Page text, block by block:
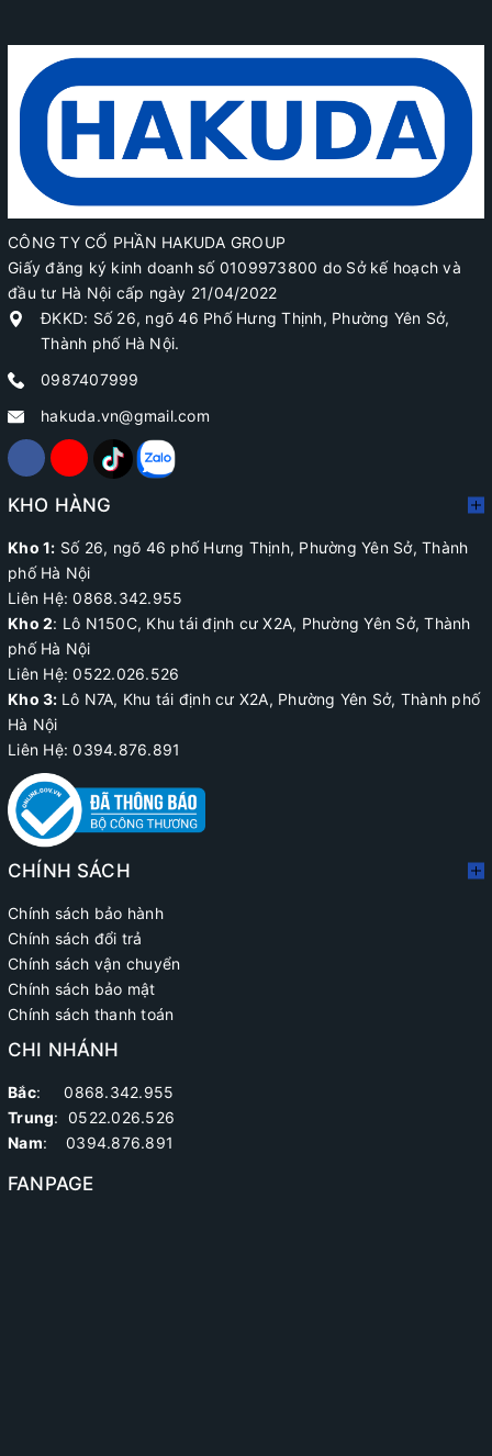
CÔNG TY CỔ PHẦN HAKUDA GROUP
Giấy đăng ký kinh doanh số 0109973800 do Sở kế hoạch và
đầu tư Hà Nội cấp ngày 21/04/2022
ĐKKD: Số 26, ngõ 46 Phố Hưng Thịnh, Phường Yên Sở,
Thành phố Hà Nội.
0987407999
hakuda.vn@gmail.com
KHO HÀNG
Kho 1: Số 26, ngõ 46 phố Hưng Thịnh, Phường Yên Sở, Thành
phố Hà Nội
Liên Hệ: 0868.342.955
Kho 2: Lô N150C, Khu tái định cư X2A, Phường Yên Sở, Thành
phố Hà Nội
Liên Hệ:0522.026.526
Kho 3: Lô N7A, Khu tái định cư X2A, Phường Yên Sở, Thành phố
Hà Nội
Liên Hệ: 0394.876.891
CHÍNH SÁCH
Chính sách bảo hành
Chính sách đổi trả
Chính sách vận chuyển
Chính sách bảo mật
Chính sách thanh toán
CHI NHÁNH
Bắc: 0868.342.955
Trung: 0522.026.526
Nam: 0394.876.891
FANPAGE